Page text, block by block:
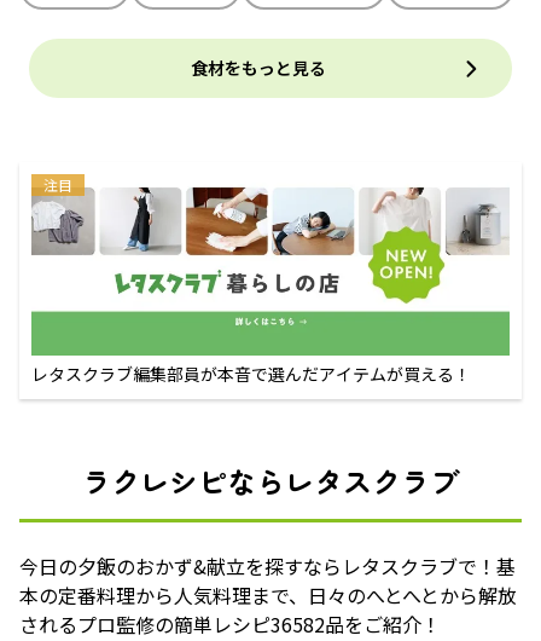
食材をもっと見る
注目
レタスクラブ編集部員が本音で選んだアイテムが買える！
ラクレシピならレタスクラブ
今日の夕飯のおかず&献立を探すならレタスクラブで！基
本の定番料理から人気料理まで、日々のへとへとから解放
されるプロ監修の簡単レシピ36582品をご紹介！